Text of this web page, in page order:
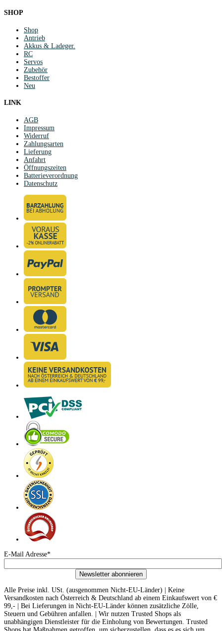
SHOP
Shop
Antrieb
Akkus & Ladeger.
RC
Servos
Zubehör
Bestoffer
Neu
LINK
AGB
Impressum
Widerruf
Zahlungsarten
Lieferung
Anfahrt
Öffnungszeiten
Batterieverordnung
Datenschutz
E-Mail Adresse*
Newsletter abonnieren
Alle Preise inkl. USt. (ausgenommen Nicht-EU-Länder) | Keine
Versandkosten nach Österreich & Deutschland ab einem Einkaufswert von €
99,- | Bei Lieferungen in Nicht-EU-Länder können zusätzliche Zölle,
Steuern und Gebühren anfallen. | Wir nutzen Trusted Shops als
unabhängigen Dienstleister für die Einholung von Bewertungen. Trusted